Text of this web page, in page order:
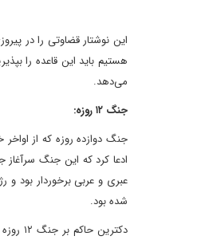
این نوشتار قضاوتی را در
هستیم باید این قاعده را
می‌دهد.
جنگ ۱۲ روزه:
ادعا کرد که این جنگ
شده بود.